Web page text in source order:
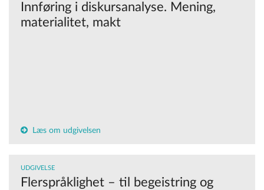
Innføring i diskursanalyse. Mening,
materialitet, makt
Læs om udgivelsen
UDGIVELSE
Flerspråklighet – til begeistring og